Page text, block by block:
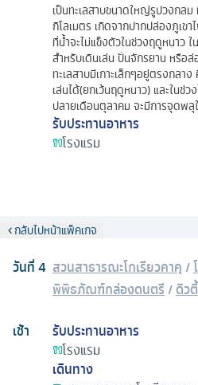
เป็นทะเลสาบขนาดใหญ่รูปวงกล
กิโลเมตร เกิดจากปากปล่องภูเข
ที่น้ำจะไม่แข็งตัวในช่วงฤดูหนาว
สำหรับเดินเล่น ปั่นจักรยาน หรือ
ทะเลสาบมีเกาะเล็กๆอยู่ตรงกลา
เล่นได้(ยกเว้นฤดูหนาว) และในช่
ปลายเดือนตุลาคม จะมีการจุดพ
รับประทานอาหาร
โรงแรม
กลับไปหน้าแพ็คเกจ
วันที่4 สวนสาธารณะโกเรียวคาคุ /
พิพิธภัณฑ์กล่องดนตรี /ดิว
เช้า
รับประทานอาหาร
โรงแรม
เดินทาง